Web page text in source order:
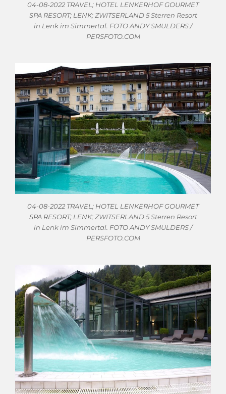
04-08-2022 TRAVEL; HOTEL LENKERHOF GOURMET
SPA RESORT; LENK; ZWITSERLAND 5 Sterren Resort
in Lenk im Simmertal. FOTO ANDY SMULDERS /
PERSFOTO.COM
04-08-2022 TRAVEL; HOTEL LENKERHOF GOURMET
SPA RESORT; LENK; ZWITSERLAND 5 Sterren Resort
in Lenk im Simmertal. FOTO ANDY SMULDERS /
PERSFOTO.COM